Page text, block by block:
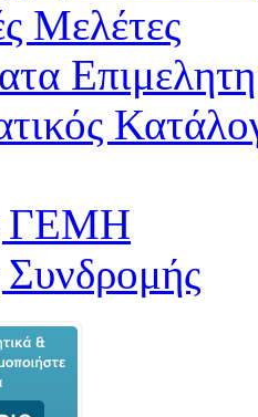
Μελέτες
ΓΕΜΗ
Συνδρομής